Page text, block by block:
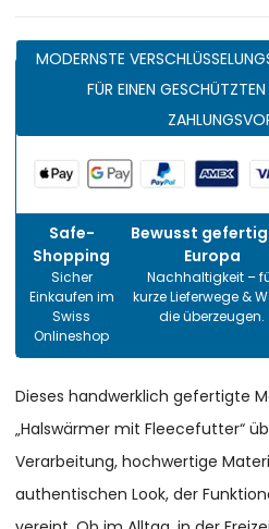
MODERNSTE
FÜR EINEN
Safe-
Shopping
Sicher
Einkaufen im
Swiss
Onlineshop
Bewusst
Europa
Nachhaltigkeit –
kurze Lieferwege &
die überzeugen.
Dieses handwerklich gefertigte
„Halswärmer mit Fleecefutter“
Verarbeitung, hochwertige
authentischen Look, der